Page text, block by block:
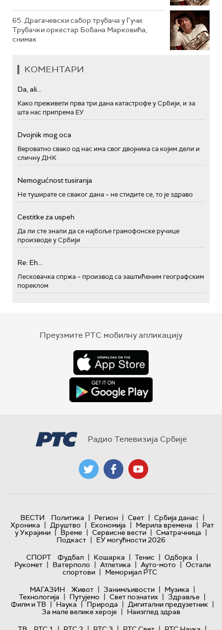
65. Драгачевски сабор трубача у Гучи:
Трубачки оркестар Бобана Марковића,
снимак
КОМЕНТАРИ
Da, ali...
Како преживети прва три дана катастрофе у Србији, и за
шта нас припрема ЕУ
Dvojnik mog oca
Вероватно свако од нас има свог двојника са којим дели и
сличну ДНК
Nemogućnost tusiranja
Не туширате се сваког дана – не стидите се, то је здраво
Cestitke za uspeh
Да ли сте знали да се најбоље грамофонске ручице
производе у Србији
Re: Eh...
Лесковачка спржа – производ са заштићеним географским
пореклом
Преузмите РТС мобилну апликацију
Радио Телевизија Србије
ВЕСТИ Политика | Регион | Свет | Србија данас |
Хроника | Друштво | Економија | Мерила времена | Рат
у Украјини | Време | Сервисне вести | Сматрачница |
Подкаст | ЕУ могућности 2026
СПОРТ
Фудбал | Кошарка | Тенис | Одбојка |
Рукомет | Ватерполо | Атлетика | Ауто-мото | Остали
спортови | Меморијал РТС
МАГАЗИН
Живот | Занимљивости | Музика |
Технологијa | Путујемо | Свет познатих | Здравље |
Филм и ТВ | Наука | Природа | Дигитални предузетник |
За мале велике хероје | Наизглед здрав